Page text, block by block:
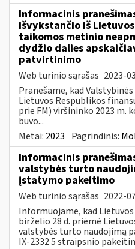
Informacinis
išvykstančio iš
taikomos metinio
dydžio dalies
patvirtinimo
Web turinio sąrašas 2023-
Pranešame, kad Valstybinės
Lietuvos Respublikos
prie FM) viršininko 2023 m.
buvo...
Metai: 2023 Pagrindinis:
Informacinis
valstybės turto
įstatymo pakeitimo
Web turinio sąrašas 2022-
Informuojame, kad Lietuvos
birželio 28 d. priėmė
valstybės turto naudojimą
IX-2332 5 straipsnio